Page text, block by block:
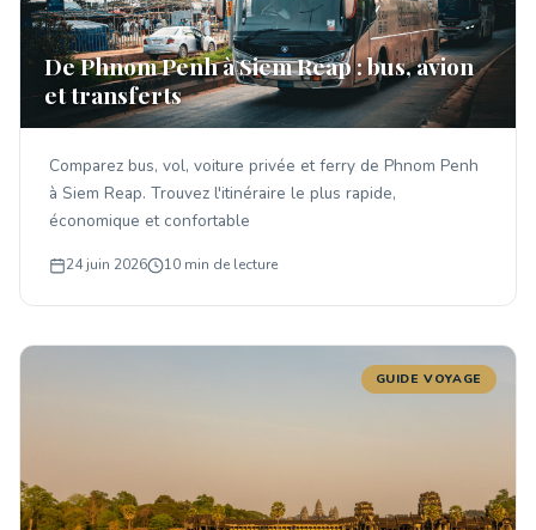
De Phnom Penh à Siem Reap : bus, avion
et transferts
Comparez bus, vol, voiture privée et ferry de Phnom Penh
à Siem Reap. Trouvez l'itinéraire le plus rapide,
économique et confortable
24 juin 2026 10 min de lecture
GUIDE VOYAGE